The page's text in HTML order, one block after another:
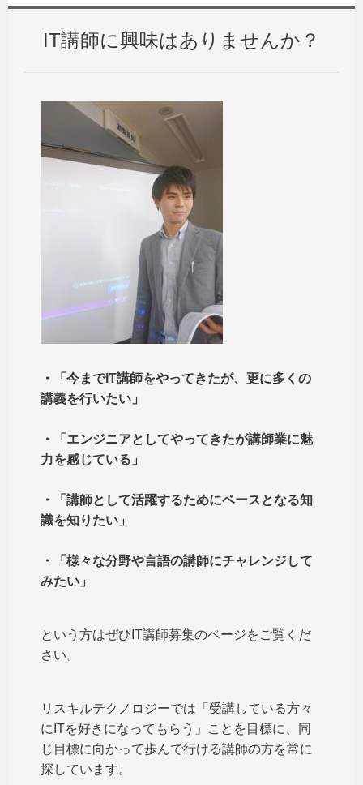
IT講師に興味はありませんか？
・「今までIT講師をやってきたが、更に多くの
講義を行いたい」
・「エンジニアとしてやってきたが講師業に魅
力を感じている」
・「講師として活躍するためにベースとなる知
識を知りたい」
・「様々な分野や言語の講師にチャレンジして
みたい」
という方はぜひIT講師募集のページをご覧くだ
さい。
リスキルテクノロジーでは「受講している方々
にITを好きになってもらう」ことを目標に、同
じ目標に向かって歩んで行ける講師の方を常に
探しています。